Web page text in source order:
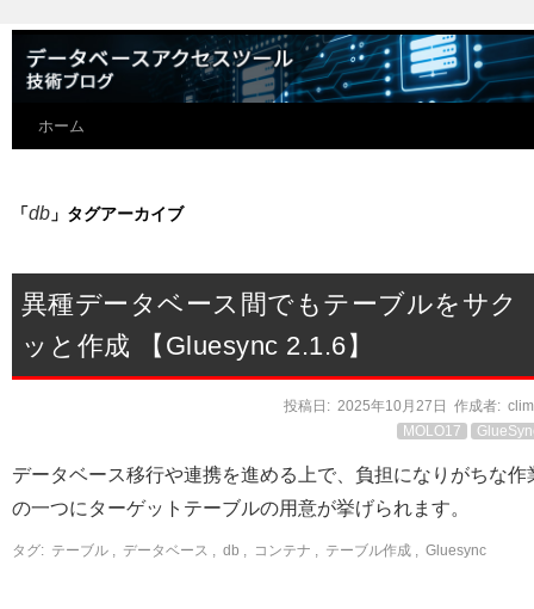
ホーム
「db 」タグアーカイブ
異種データベース間でもテーブルをサク
ッと作成 【Gluesync 2.1.6】
投稿日: 2025年10月27日 作成者:
MOLO17
データベース移行や連携を進める上で、負担になりがちな作
の一つにターゲットテーブルの用意が挙げられます。
タグ: テーブル , データベース , db , コンテナ , テーブル作成 , Gluesync